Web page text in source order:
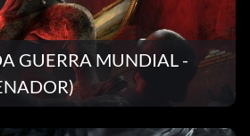
GUERRA MUNDIAL -